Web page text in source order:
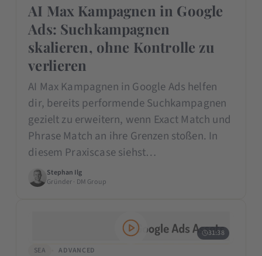
AI Max Kampagnen in Google
Ads: Suchkampagnen
skalieren, ohne Kontrolle zu
verlieren
AI Max Kampagnen in Google Ads helfen
dir, bereits performende Suchkampagnen
gezielt zu erweitern, wenn Exact Match und
Phrase Match an ihre Grenzen stoßen. In
diesem Praxiscase siehst…
Stephan Ilg
Gründer · DM Group
31:38
SEA
ADVANCED